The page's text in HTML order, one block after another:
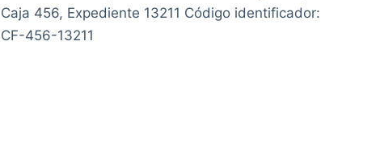
Caja 456, Expediente 13211 Código identificador:
CF-456-13211